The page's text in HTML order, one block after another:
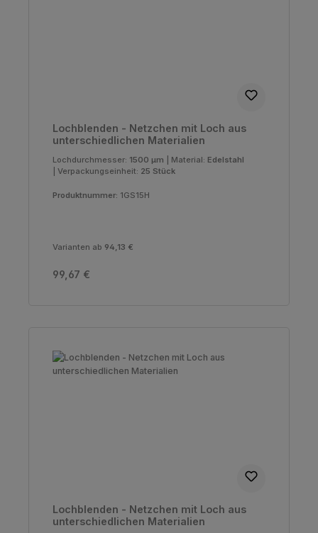
Lochblenden - Netzchen mit Loch aus
unterschiedlichen Materialien
Lochdurchmesser: 1500 µm Material: Edelstahl
Verpackungseinheit: 25 Stück
Produktnummer: 1GS15H
Varianten ab 94,13 €
Regulärer Preis:
99,67 €
Lochblenden - Netzchen mit Loch aus
unterschiedlichen Materialien